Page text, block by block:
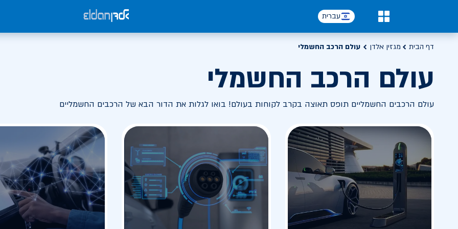
עברית
דף הבית מגזין אלדן עולם הרכב החשמלי
עולם הרכב החשמלי
עולם הרכבים החשמליים תופס תאוצה בקרב לקוחות בעולם! בואו לגלות את הדור הבא של הרכבים החשמליים